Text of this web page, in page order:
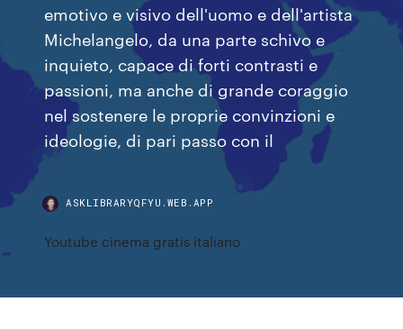
emotivo e visivo dell'uomo e dell'artista
Michelangelo, da una parte schivo e
inquieto, capace di forti contrasti e
passioni, ma anche di grande coraggio
nel sostenere le proprie convinzioni e
ideologie, di pari passo con il
ASKLIBRARYQFYU.WEB.APP
Youtube cinema gratis italiano